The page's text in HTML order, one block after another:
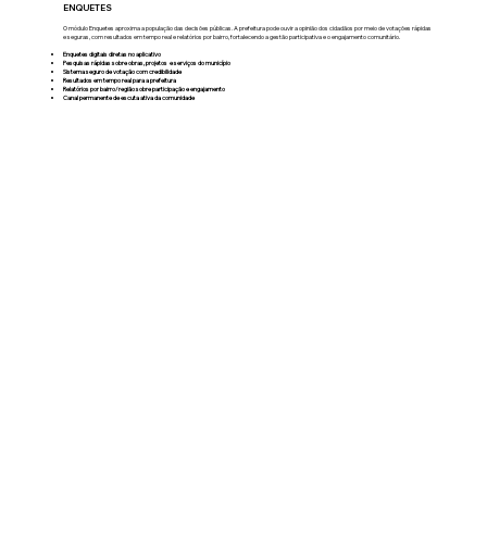
ENQUETES
O módulo Enquetes aproxima a população das decisões públicas. A prefeitura pode ouvir a opinião dos cidadãos por meio de votações rápidas
e seguras, com resultados em tempo real e relatórios por bairro, fortalecendo a gestão participativa e o engajamento comunitário.
Enquetes digitais diretas no aplicativo
Pesquisas rápidas sobre obras, projetos e serviços do município
Sistema seguro de votação com credibilidade
Resultados em tempo real para a prefeitura
Relatórios por bairro/região sobre participação e engajamento
Canal permanente de escuta ativa da comunidade